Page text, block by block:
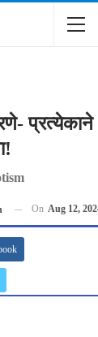
प्रत्येकाने
On Aug 12,